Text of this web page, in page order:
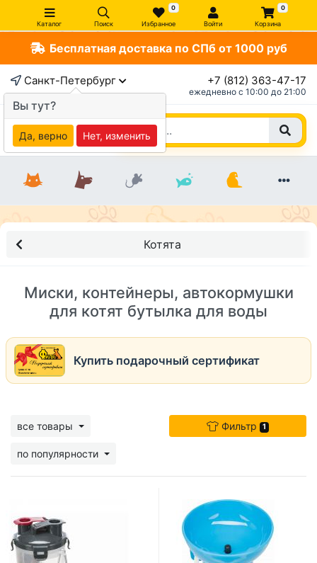
Каталог Поиск
0
Избранное Войти
0
Корзина
Бесплатная доставка по СПб от 1000 руб
Санкт-Петербург +7 (812) 363-47-17
ежедневно c 10:00 до 21:00
Котята
Миски, контейнеры, автокормушки
для котят бутылка для воды
Купить подарочный сертификат
все товары
по популярности
Фильтр 1
Вы тут?
Да, верно Нет, изменить